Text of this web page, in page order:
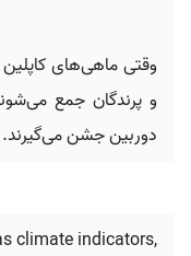
وقتی ماهی‌های
و پرندگان جمع
دوربین جشن می‌گیرند.
climate indicators,